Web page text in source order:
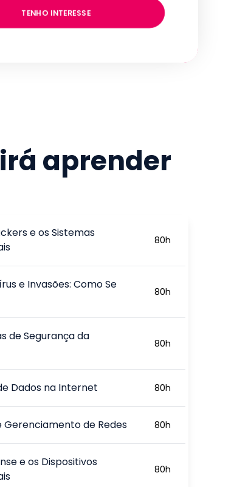
TENHO INTERESSE
aprender
e os Sistemas
80h
e Invasões: Como Se
80h
de Segurança da
80h
Dados na Internet 80h
Gerenciamento de Redes 80h
e os Dispositivos
80h